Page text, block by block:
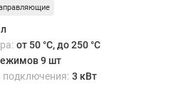
от 50 °C, до 250 °C
9 шт
3 кВт